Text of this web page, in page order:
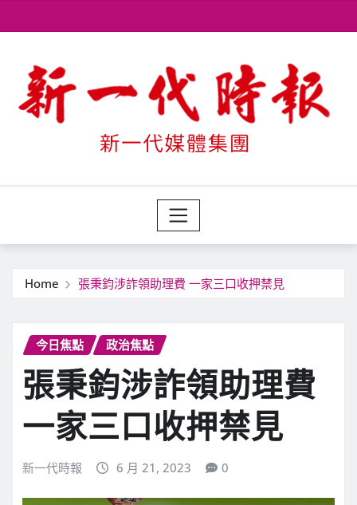
to
Home 張秉鈞涉詐領助理費 一家三口收押禁見
今日焦點 政治焦點
張秉鈞涉詐領助理費
一家三口收押禁見
新一代時報 6 月 21, 2023 0